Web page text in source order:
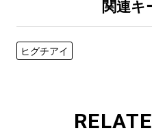
関連キ
ヒグチアイ